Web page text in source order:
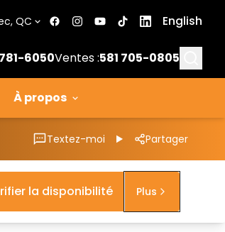
QC English
6050Ventes :581 705-0805
À propos
Textez-moi Partager
la disponibilité Plus